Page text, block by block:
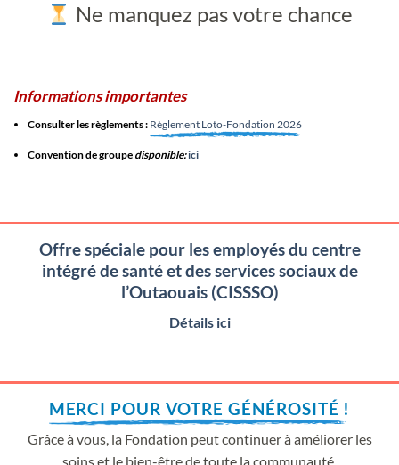
Ne manquez pas votre chance
Informations importantes
Consulter les règlements : Règlement Loto-Fondation 2026
Convention de groupe disponible:ici
Offre spéciale pour les employés du centre
intégré de santé et des services sociaux de
l’Outaouais (CISSSO)
Détails ici
MERCI POUR VOTRE GÉNÉROSITÉ !
Grâce à vous, la Fondation peut continuer à améliorer les
soins et le bien-être de toute la communauté.